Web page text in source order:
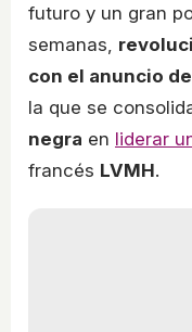
futuro y un gran
semanas,
con el anuncio
la que se
negra en liderar
francés LVMH.